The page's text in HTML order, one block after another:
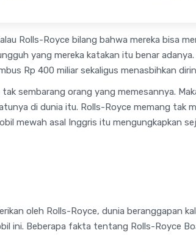
Rolls-Royce bilang bahwa mereka bisa
yang mereka katakan itu benar
Rp 400 miliar sekaligus menasbihkan
sembarang orang yang memesannya.
di dunia itu. Rolls-Royce memang tak
mewah asal Inggris itu mengungkapkan
oleh Rolls-Royce, dunia beranggapan
ini. Beberapa fakta tentang Rolls-Royce